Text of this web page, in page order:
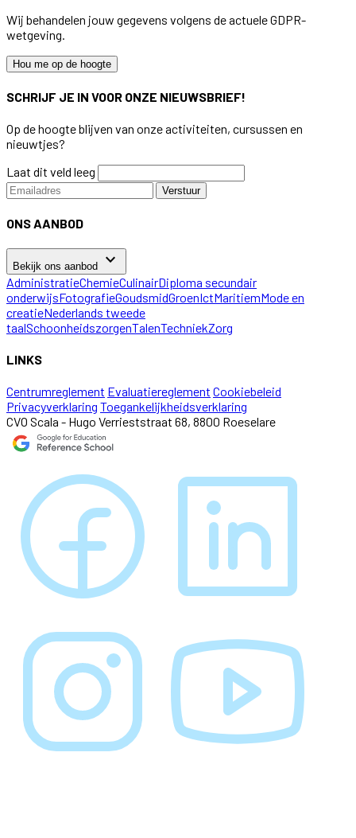
Wij behandelen jouw gegevens volgens de actuele GDPR-
wetgeving.
Hou me op de hoogte
SCHRIJF JE IN VOOR ONZE NIEUWSBRIEF!
Op de hoogte blijven van onze activiteiten, cursussen en
nieuwtjes?
Laat dit veld leeg
Verstuur
ONS AANBOD
Bekijk ons aanbod keyboard_arrow_down
AdministratieChemieCulinairDiploma secundair
onderwijsFotografieGoudsmidGroenIctMaritiemMode en
creatieNederlands tweede
taalSchoonheidszorgenTalenTechniekZorg
LINKS
Centrumreglement Evaluatiereglement Cookiebeleid
Privacyverklaring Toegankelijkheidsverklaring
CVO Scala - Hugo Verrieststraat 68, 8800 Roeselare